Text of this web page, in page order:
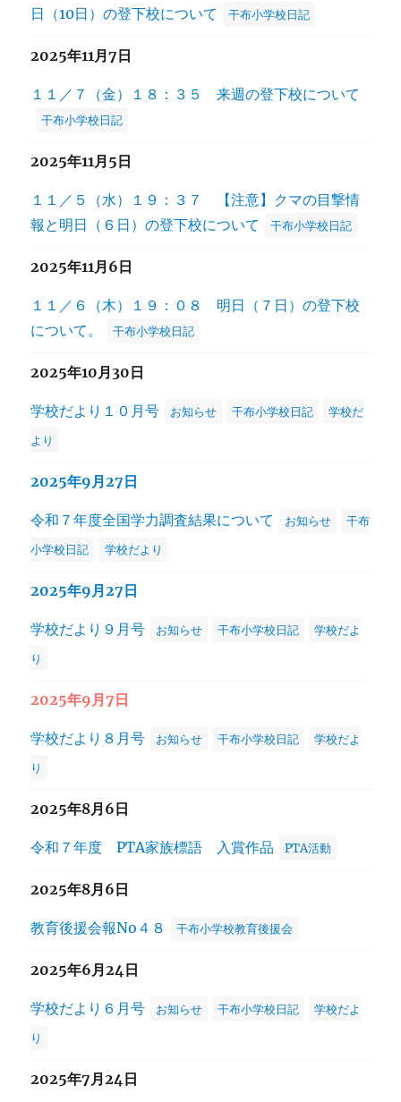
日（10日）の登下校について
干布小学校日記
2025年11月7日
１１／７（金）１８：３５ 来週の登下校について
干布小学校日記
2025年11月5日
１１／５（水）１９：３７ 【注意】クマの目撃情
報と明日（６日）の登下校について
干布小学校日記
2025年11月6日
１１／６（木）１９：０８ 明日（７日）の登下校
について。
干布小学校日記
2025年10月30日
学校だより１０月号 お知らせ 干布小学校日記
学校だ
より
2025年9月27日
令和７年度全国学力調査結果について お知らせ
干布
小学校日記
学校だより
2025年9月27日
学校だより９月号 お知らせ 干布小学校日記
学校だよ
り
2025年9月7日
学校だより８月号 お知らせ 干布小学校日記
学校だよ
り
2025年8月6日
令和７年度 PTA家族標語 入賞作品 PTA活動
2025年8月6日
教育後援会報No４８ 干布小学校教育後援会
2025年6月24日
学校だより６月号 お知らせ 干布小学校日記
学校だよ
り
2025年7月24日